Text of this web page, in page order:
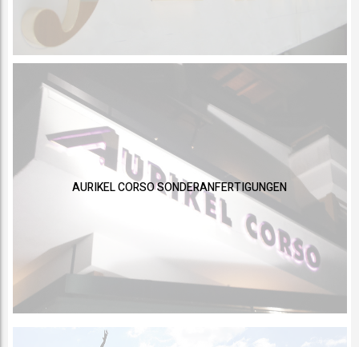
AURIKEL CORSO SONDERANFERTIGUNGEN